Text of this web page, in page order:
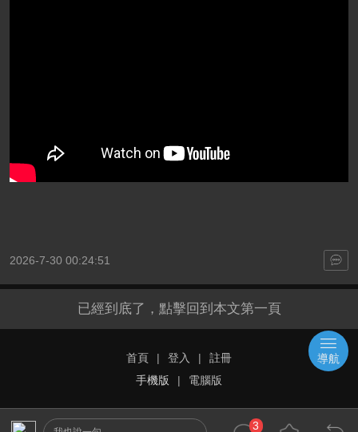
2026-7-30 00:24:51
3
已經到底了，點擊回到本文第一頁
首頁 | 登入 |
註冊
手機版
| 電腦版
導航